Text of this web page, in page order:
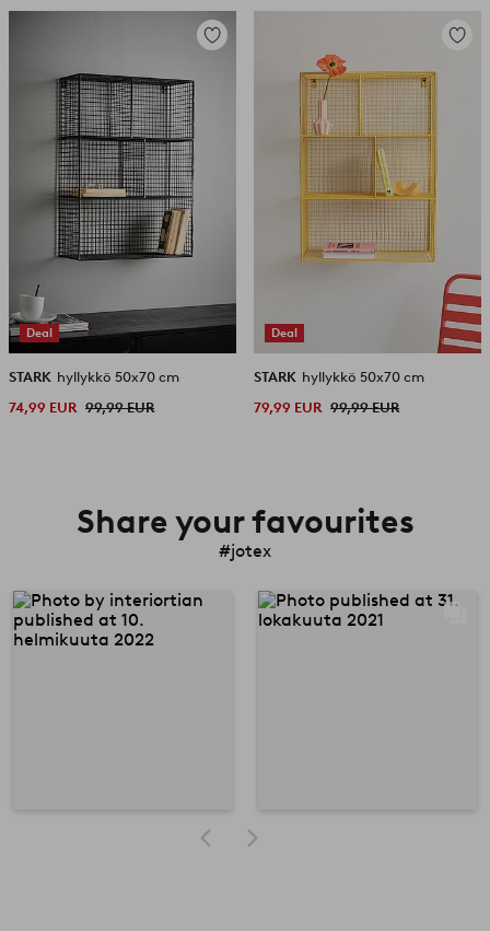
Deal
Lisää
STARK hyllykkö 50x70 cm
74,99 EUR 99,99 EUR
Deal
Lisää
STARK hyllykkö 50x70 cm
79,99 EUR 99,99 EUR
Share your favourites
#jotex